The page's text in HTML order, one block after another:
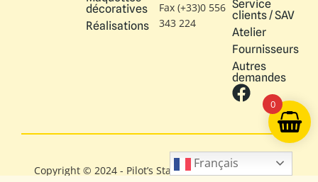
PP01574
Cases Départs
Français
0